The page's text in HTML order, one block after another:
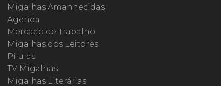
Migalhas Amanhecidas
Agenda
Mercado de Trabalho
Migalhas dos Leitores
Pílulas
TV Migalhas
Migalhas Literárias